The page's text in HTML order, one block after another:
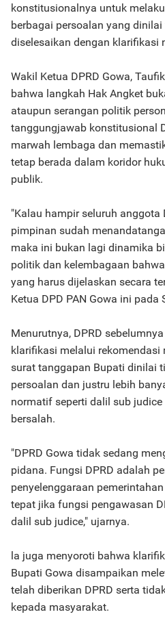
konstitusionalnya untuk
berbagai persoalan yang
diselesaikan dengan klarifikasi
Wakil Ketua DPRD Gowa,
bahwa langkah Hak Angket
ataupun serangan politik
tanggungjawab konstitusional
marwah lembaga dan
tetap berada dalam koridor
publik.
"Kalau hampir seluruh anggota
pimpinan sudah
maka ini bukan lagi dinamika
politik dan kelembagaan
yang harus dijelaskan secara
Ketua DPD PAN Gowa ini
Menurutnya, DPRD
klarifikasi melalui rekomendasi
surat tanggapan Bupati dinilai
persoalan dan justru lebih
normatif seperti dalil sub
bersalah.
"DPRD Gowa tidak sedang
pidana. Fungsi DPRD adalah
penyelenggaraan
tepat jika fungsi pengawasan
dalil sub judice," ujarnya.
la juga menyoroti bahwa
Bupati Gowa disampaikan
telah diberikan DPRD serta
kepada masyarakat.